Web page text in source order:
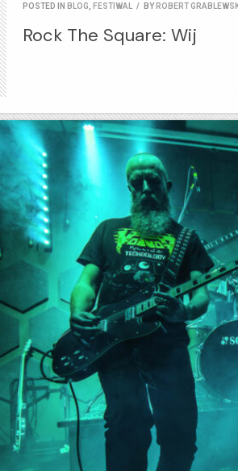
POSTED IN BLOG FESTIWAL / BY ROBERT
Rock The Square: Wij